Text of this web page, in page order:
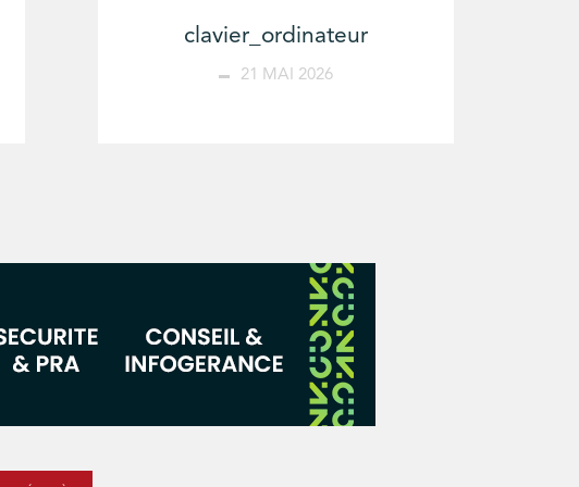
clavier_ordinateur
21 MAI 2026